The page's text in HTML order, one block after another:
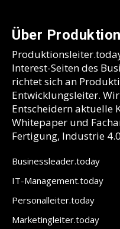
Über
Interest-Seiten des
richtet sich an
Entwicklungsleiter.
Entscheidern aktuelle
Whitepaper und
Fertigung, Industrie
Businessleader.today
IT-Management.today
Personalleiter.today
Marketingleiter.today